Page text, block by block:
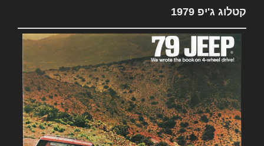
קטלוג ג'יפ 1979